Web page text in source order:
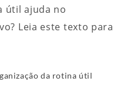
útil ajuda no
Leia este texto para